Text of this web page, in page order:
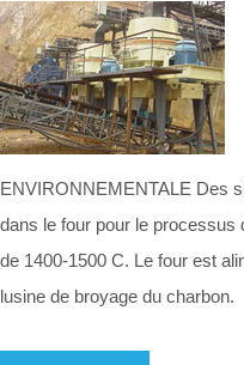
ENVIRONNEMENTALE Des
dans le four pour le processus
de 1400-1500 C. Le four est
lusine de broyage du charbon.